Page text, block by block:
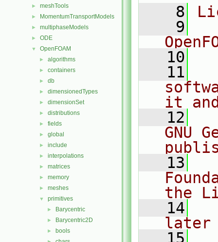
► meshTools
► MomentumTransportModels
► multiphaseModels
► ODE
▼ OpenFOAM
► algorithms
► containers
► db
► dimensionedTypes
► dimensionSet
► distributions
► fields
► global
► include
► interpolations
► matrices
► memory
► meshes
▼ primitives
► Barycentric
► Barycentric2D
► bools
    8
    9
   10
   11
it
   12
GNU
   13
the
   14
later
   15